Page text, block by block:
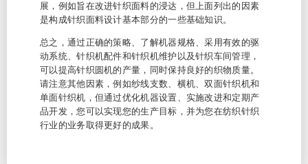
展，例如旨在改进针织面料的浸达，但上面列出的因素
是构成针织面料设计基本部分的一些基础知识。
总之，通过正确的策略、了解机器规格、采用有效的驱
动系统、针织机配件和针织机维护以及针织车间管理，
可以提高针织圆机的产量，同时保持良好的织物质量。
请注意其他因素，例如纱线支数、横机、双面针织机和
单面针织机，但通过优化机器设置、实施改进和定期产
品开发，您可以实现您的生产目标，并为您在纺织针织
行业的业务取得更好的成果。